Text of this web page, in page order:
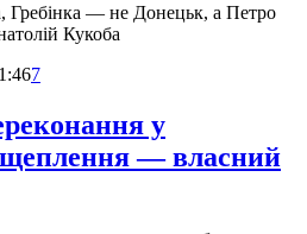
Гребінка — не Донецьк, а Петро
Кукоба
7
у
щеплення — власний